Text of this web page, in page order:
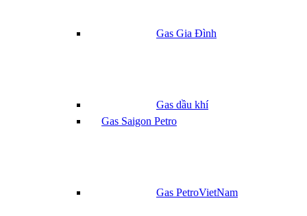
Gas Gia Đình
Gas dầu khí
Gas Saigon Petro
Gas PetroVietNam